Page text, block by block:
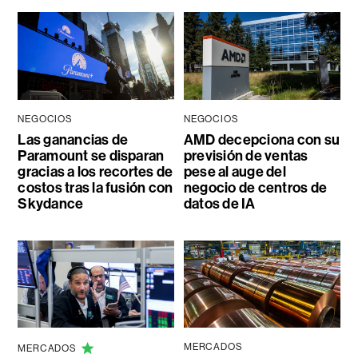
NEGOCIOS
Las ganancias de
Paramount se disparan
gracias a los recortes de
costos tras la fusión con
Skydance
NEGOCIOS
AMD decepciona con su
previsión de ventas
pese al auge del
negocio de centros de
datos de IA
MERCADOS MERCADOS